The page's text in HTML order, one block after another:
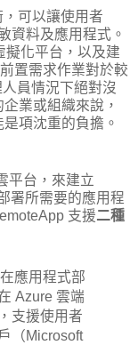
可以讓使用者
資料及應用程式。
擬化平台，以及建
置需求作業對於較
員情況下絕對沒
業或組織來說，
項沈重的負擔。
平台，來建立
署所需要的應用程
支援二種
在應用程式部
Azure 雲端
支援使用者
（Microsoft